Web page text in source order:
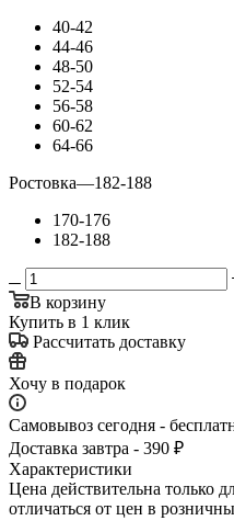
40-42
44-46
48-50
52-54
56-58
60-62
64-66
Ростовка—182-188
170-176
182-188
В корзину
Купить в 1 клик
Рассчитать доставку
Хочу в подарок
Самовывоз сегодня -
Доставка завтра - 390 ₽
Характеристики
Цена действительна только
отличаться от цен в